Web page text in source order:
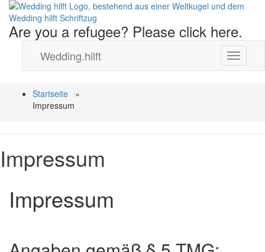
Wedding
hilft
Are you a refugee? Please click here.
Toggle
Wedding.hilft
Startseite
»
Impressum
Impressum
Impressum